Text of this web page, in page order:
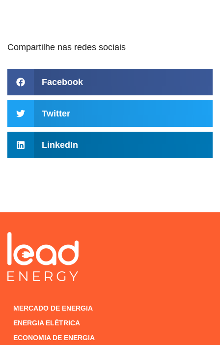
Compartilhe nas redes sociais
Facebook
Twitter
LinkedIn
MERCADO DE ENERGIA
ENERGIA ELÉTRICA
ECONOMIA DE ENERGIA